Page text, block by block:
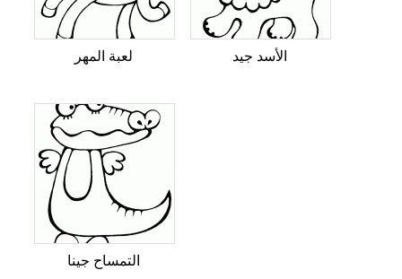
لعبة المهر الأسد جيد
التمساح جينا